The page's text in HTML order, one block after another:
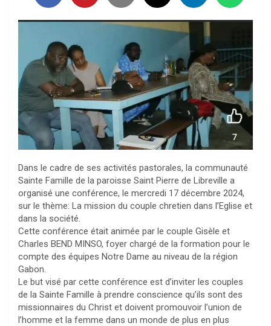
Dans le cadre de ses activités pastorales, la communauté
Sainte Famille de la paroisse Saint Pierre de Libreville a
organisé une conférence, le mercredi 17 décembre 2024,
sur le thème: La mission du couple chretien dans l’Eglise et
dans la société.
Cette conférence était animée par le couple Gisèle et
Charles BEND MINSO, foyer chargé de la formation pour le
compte des équipes Notre Dame au niveau de la région
Gabon.
Le but visé par cette conférence est d’inviter les couples
de la Sainte Famille à prendre conscience qu’ils sont des
missionnaires du Christ et doivent promouvoir l’union de
l’homme et la femme dans un monde de plus en plus